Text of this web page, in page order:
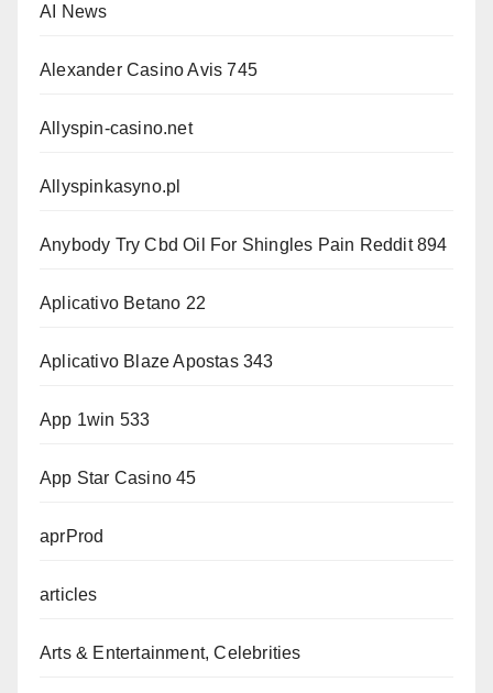
AI News
Alexander Casino Avis 745
Allyspin-casino.net
Allyspinkasyno.pl
Anybody Try Cbd Oil For Shingles Pain Reddit 894
Aplicativo Betano 22
Aplicativo Blaze Apostas 343
App 1win 533
App Star Casino 45
aprProd
articles
Arts & Entertainment, Celebrities